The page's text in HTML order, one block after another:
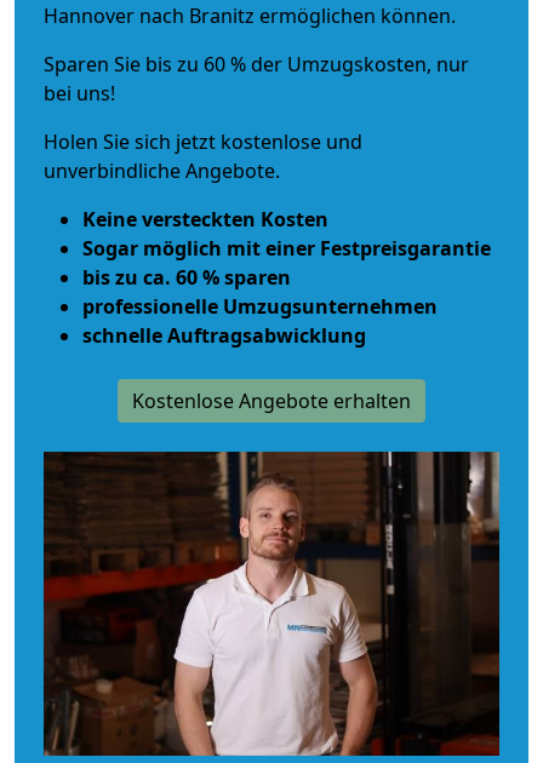
Hannover nach Branitz ermöglichen können.
Sparen Sie bis zu 60 % der Umzugskosten, nur
bei uns!
Holen Sie sich jetzt kostenlose und
unverbindliche Angebote.
Keine versteckten Kosten
Sogar möglich mit einer Festpreisgarantie
bis zu ca. 60 % sparen
professionelle Umzugsunternehmen
schnelle Auftragsabwicklung
Kostenlose Angebote erhalten